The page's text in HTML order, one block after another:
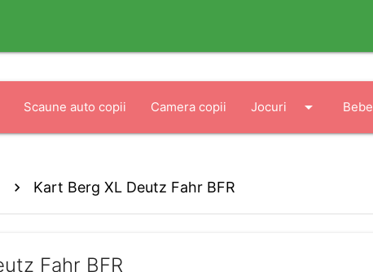
Scaune auto copii Camera copii Jocuri arrow_drop_down Bebe
Kart Berg XL Deutz Fahr BFR
Fahr BFR